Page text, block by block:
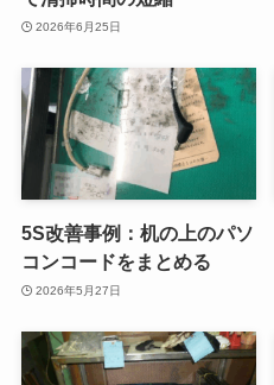
2026年6月25日
5S改善事例：机の上のパソ
コンコードをまとめる
2026年5月27日